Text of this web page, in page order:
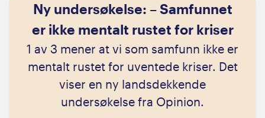
Ny undersøkelse: – Samfunnet
er ikke mentalt rustet for kriser
1 av 3 mener at vi som samfunn ikke er
mentalt rustet for uventede kriser. Det
viser en ny landsdekkende
undersøkelse fra Opinion.